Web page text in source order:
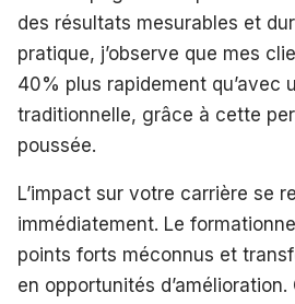
des résultats mesurables et
pratique, j’observe que mes
40% plus rapidement qu’avec
traditionnelle, grâce à cette
poussée.
L’impact sur votre carrière se
immédiatement. Le
points forts méconnus et
en opportunités